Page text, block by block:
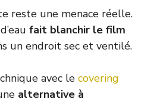
reste une menace réelle.
fait blanchir le film
un endroit sec et ventilé.
avec le covering
alternative à